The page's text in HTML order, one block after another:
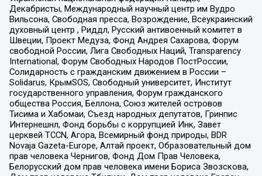
Декабристы, Международный научный центр им Вудро
Вильсона, Свободная пресса, Возрождение, Всеукраинский
духовный центр , Риддл, Русский антивоенный комитет в
Швеции, Проект Медуза, Фонд Андрея Сахарова, Форум
свободной России, Лига Свободных Наций, Transparеncy
International, Форум Свободных Народов ПостРоссии,
Солидарность с гражданским движением в России –
Solidarus, КрымSOS, Свободный университет, Институт
государственного управления, Форум гражданского
общества Россия, Беллона, Союз жителей островов
Тисима и Хабомаи, Съезд народных депутатов, Гринпис
Интернешнл, Фонд борьбы с коррупцией Инк, Завет
церквей TCCN, Агора, Всемирный фонд природы, BDR
Novaja Gazeta-Europe, Алтай проект, Образовательный дом
прав человека Чернигов, Фонд Дом Прав Человека,
Белорусский дом прав человека имени Бориса Звозскова,